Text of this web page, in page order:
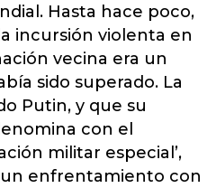
Hasta hace poco,
incursión violenta en
vecina era un
sido superado. La
Putin, y que su
con el
militar especial’,
enfrentamiento con